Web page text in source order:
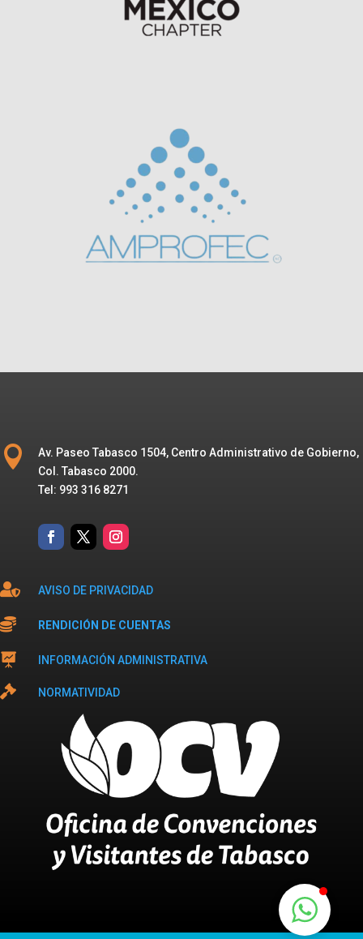

Av. Paseo Tabasco 1504, Centro Administrativo de Gobierno,
Col. Tabasco 2000.
Tel: 993 316 8271
 AVISO DE PRIVACIDAD
 RENDICIÓN DE CUENTAS
 INFORMACIÓN ADMINISTRATIVA
 NORMATIVIDAD